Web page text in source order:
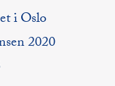
i Oslo
2020